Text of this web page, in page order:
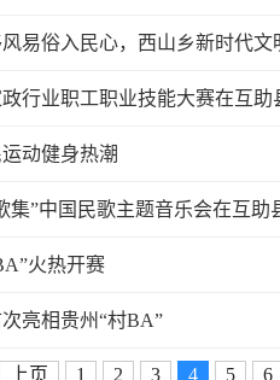
风易俗入民心，西山乡新时代
行业职工职业技能大赛在互助
动健身热潮
集”中国民歌主题音乐会在互
火热开赛
亮相贵州“村BA”
上页 1 2 3 4 5 6